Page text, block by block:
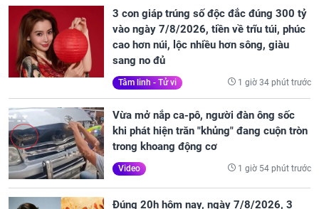
3 con giáp trúng số độc đắc đúng 300 tỷ
vào ngày 7/8/2026, tiền về trĩu túi, phúc
cao hơn núi, lộc nhiều hơn sông, giàu
sang no đủ
Tâm linh - Tử vi 1 giờ 34 phút trước
Vừa mở nắp ca-pô, người đàn ông sốc
khi phát hiện trăn "khủng" đang cuộn tròn
trong khoang động cơ
Video 1 giờ 54 phút trước
Đúng 20h hôm nay, ngày 7/8/2026, 3